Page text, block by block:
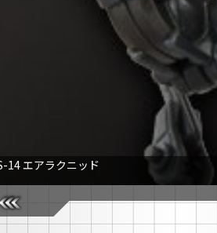
14 エアラクニッド